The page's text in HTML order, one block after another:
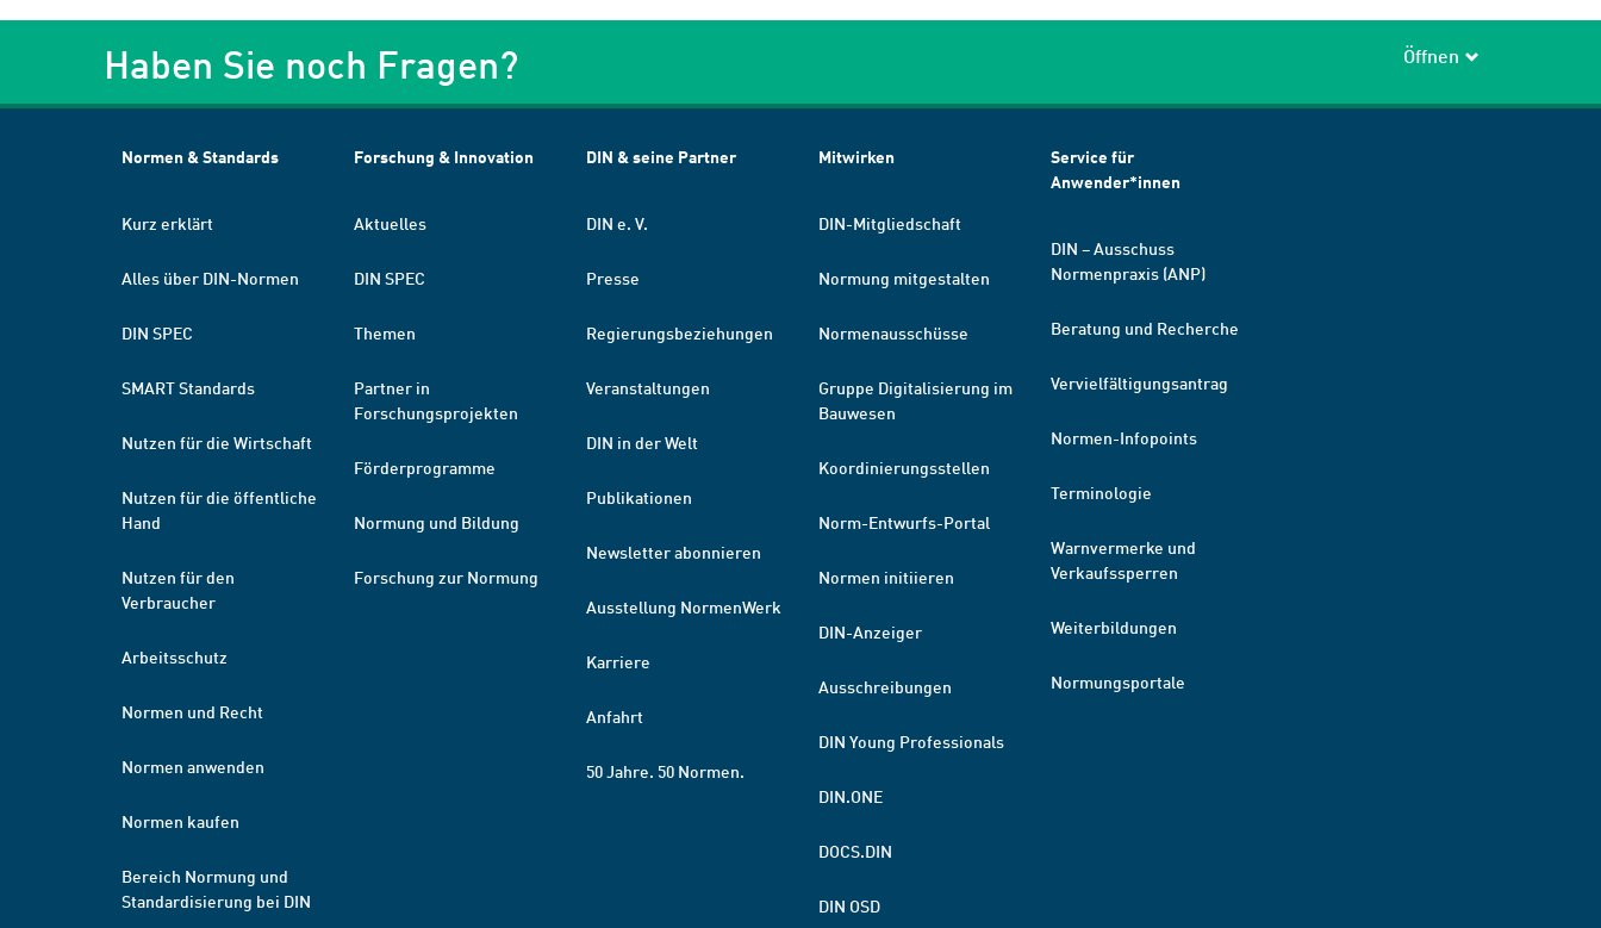
Haben Sie noch Fragen? Öffnen
Normen & Standards
Kurz erklärt
Alles über DIN-Normen
DIN SPEC
SMART Standards
Nutzen für die Wirtschaft
Nutzen für die öffentliche
Hand
Nutzen für den
Verbraucher
Arbeitsschutz
Normen und Recht
Normen anwenden
Normen kaufen
Bereich Normung und
Standardisierung bei DIN
Forschung & Innovation
Aktuelles
DIN SPEC
Themen
Partner in
Forschungsprojekten
Förderprogramme
Normung und Bildung
Forschung zur Normung
DIN & seine Partner
DIN e. V.
Presse
Regierungsbeziehungen
Veranstaltungen
DIN in der Welt
Publikationen
Newsletter abonnieren
Ausstellung NormenWerk
Karriere
Anfahrt
50 Jahre. 50 Normen.
Mitwirken
DIN-Mitgliedschaft
Normung mitgestalten
Normenausschüsse
Gruppe Digitalisierung im
Bauwesen
Koordinierungsstellen
Norm-Entwurfs-Portal
Normen initiieren
DIN-Anzeiger
Ausschreibungen
DIN Young Professionals
DIN.ONE
DOCS.DIN
DIN OSD
Service für
Anwender*innen
DIN – Ausschuss
Normenpraxis (ANP)
Beratung und Recherche
Vervielfältigungsantrag
Normen-Infopoints
Terminologie
Warnvermerke und
Verkaufssperren
Weiterbildungen
Normungsportale